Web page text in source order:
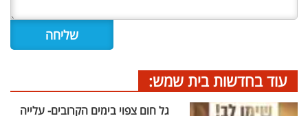
עוד בחדשות בית שמש:
גל חום צפוי בימים הקרובים- עלייה